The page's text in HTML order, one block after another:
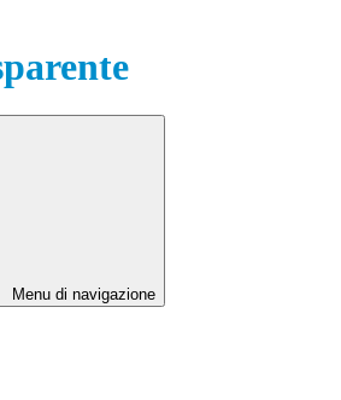
Menu di navigazione